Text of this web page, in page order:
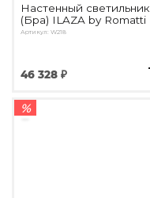
Настенный светильник
(Бра) ILAZA by Romatti
Артикул: W218
46 328 ₽
%